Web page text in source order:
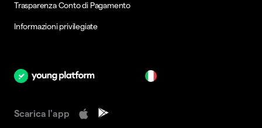
Trasparenza Conto di Pagamento
Informazioni privilegiate
Scarica l'app